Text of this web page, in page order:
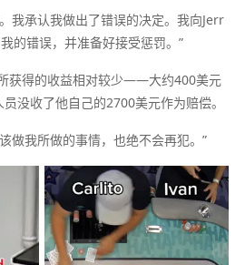
我承认我做出了错误的决定。我向Jerr
的错误，并准备好接受惩罚。”
获得的收益相对较少——大约400美元
没收了他自己的2700美元作为赔偿。
做我所做的事情，也绝不会再犯。”